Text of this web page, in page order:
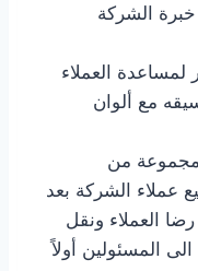
خبرة الشركة
العملاء
مع ألوان
من
عملاء الشركة بعد
العملاء ونقل
المسئولين أولاً